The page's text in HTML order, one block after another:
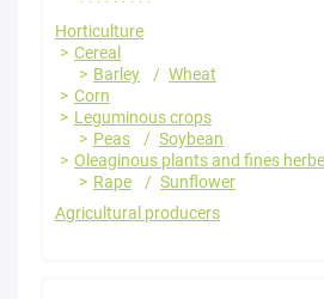
Horticulture
Cereal
Barley
Wheat
Corn
Leguminous crops
Peas
Soybean
Oleaginous plants and fines
Rape
Sunflower
Agricultural producers